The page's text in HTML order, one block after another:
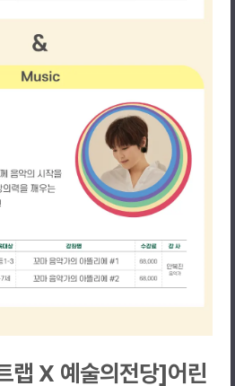
X 예술의전당]어린